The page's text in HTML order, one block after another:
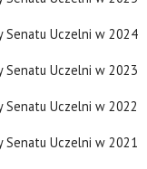
Senatu Uczelni w 2024
Senatu Uczelni w 2023
Senatu Uczelni w 2022
Senatu Uczelni w 2021